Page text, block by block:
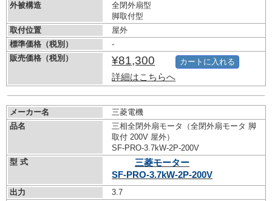
外被構造
全閉外扇型
脚取付型
取付位置
屋外
標準価格（税別）
-
販売価格（税別）
¥81,300
詳細はこちらへ
カートに入れる
メーカー名
三菱電機
品名
三相全閉外扇モータ（全閉外扇モータ 脚
取付 200V 屋外）
SF-PRO-3.7kW-2P-200V
型 式
三菱モーター
SF-PRO-3.7kW-2P-200V
出力
3.7